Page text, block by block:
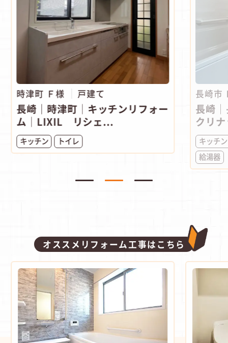
時津町 Ｆ様 戸建て
長崎｜時津町│キッチンリフォー
ム│LIXIL リシェ...
キッチン トイレ
長崎市
長崎
クリ
キッチン
給湯器
オススメリフォーム工事はこちら